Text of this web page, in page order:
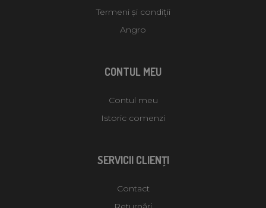
Termeni și condiții
Angro
CONTUL MEU
Contul meu
Istoric comenzi
SERVICII CLIENŢI
Contact